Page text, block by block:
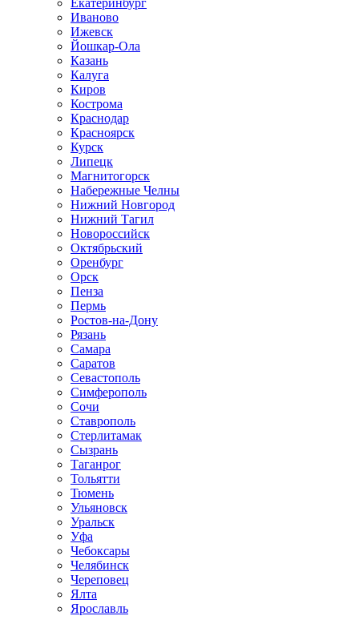
Екатеринбург
Иваново
Ижевск
Йошкар-Ола
Казань
Калуга
Киров
Кострома
Краснодар
Красноярск
Курск
Липецк
Магнитогорск
Набережные Челны
Нижний Новгород
Нижний Тагил
Новороссийск
Октябрьский
Оренбург
Орск
Пенза
Пермь
Ростов-на-Дону
Рязань
Самара
Саратов
Севастополь
Симферополь
Сочи
Ставрополь
Стерлитамак
Сызрань
Таганрог
Тольятти
Тюмень
Ульяновск
Уральск
Уфа
Чебоксары
Челябинск
Череповец
Ялта
Ярославль